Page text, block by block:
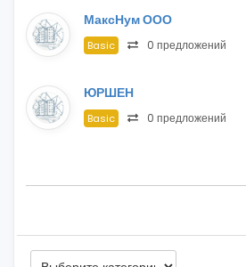
МаксНум ООО
Basic 0 предложений
ЮРШЕН
Basic 0 предложений